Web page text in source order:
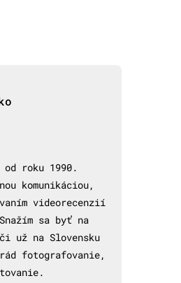
od roku 1990.
komunikáciou,
videorecenzií
sa byť na
už na Slovensku
fotografovanie,